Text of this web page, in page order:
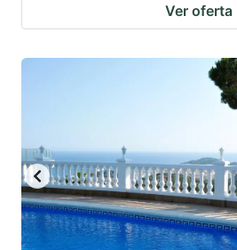
Ver oferta